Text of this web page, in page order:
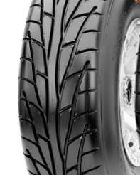
Marken
Reifentests
Kontakt